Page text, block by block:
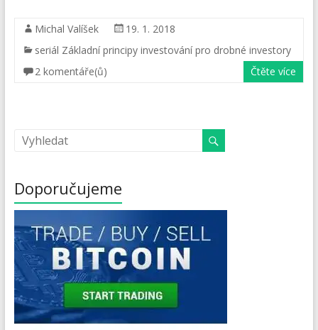
Michal Valíšek
19. 1. 2018
seriál Základní principy investování pro drobné investory
2 komentáře(ů)
Čtěte více
Doporučujeme